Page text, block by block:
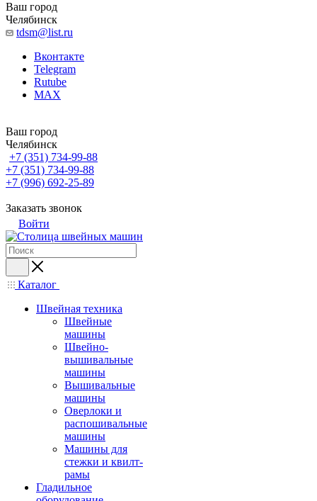
Ваш город
Челябинск
tdsm@list.ru
Вконтакте
Telegram
Rutube
MAX
Ваш город
Челябинск
+7 (351) 734-99-88
+7 (351) 734-99-88
+7 (996) 692-25-89
Заказать звонок
Войти
Каталог
Швейная техника
Швейные
машины
Швейно-
вышивальные
машины
Вышивальные
машины
Оверлоки и
распошивальные
машины
Машины для
стежки и квилт-
рамы
Гладильное